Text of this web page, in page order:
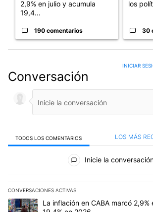
2,9% en julio y acumula
19,4...
190 comentarios
los
30
Conversación
INICIAR
TODOS LOS COMENTARIOS LOS MÁS
Todos los comentarios
Inicie la
CONVERSACIONES ACTIVAS
Este listado muestra los artículos con más
Un artículo de tendencia con el título "La
La inflación en CABA marcó 2,9%